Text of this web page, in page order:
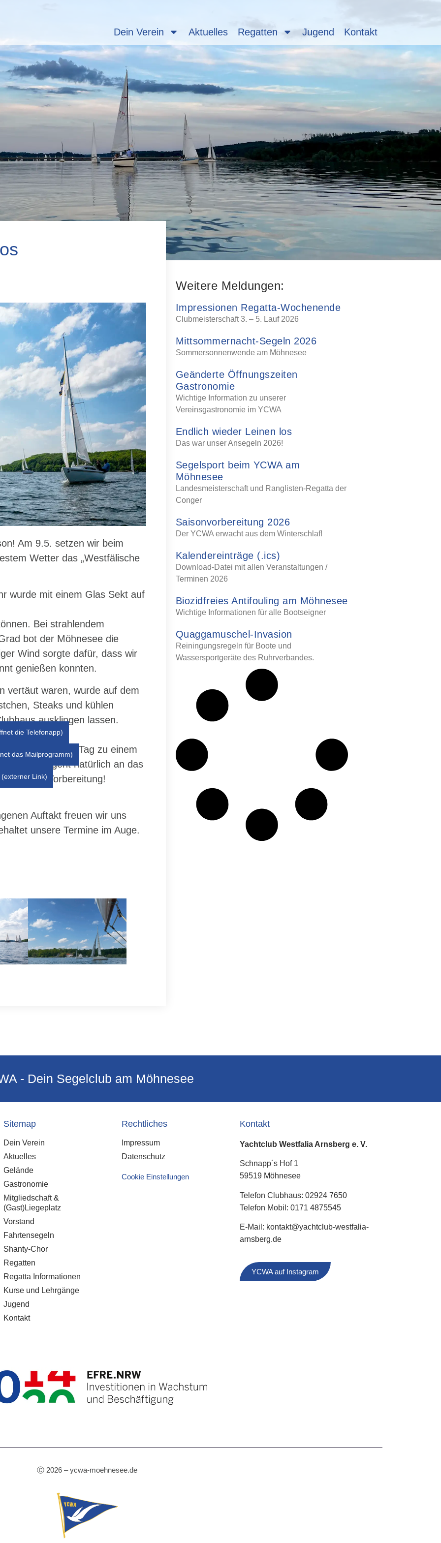
Dein Verein Aktuelles Regatten Jugend Kontakt
Am 9.5. setzen wir beim
Wetter das „Westfälische
wurde mit einem Glas Sekt auf
Bei strahlendem
bot der Möhnesee die
Wind sorgte dafür, dass wir
genießen konnten.
vertäut waren, wurde auf dem
Steaks und kühlen
ausklingen lassen.
und diesen Tag zu einem
Dank geht natürlich an das
bei der Vorbereitung!
Auftakt freuen wir uns
unsere Termine im Auge.
Weitere Meldungen:
Impressionen Regatta-Wochenende
Clubmeisterschaft 3. – 5. Lauf 2026
Mittsommernacht-Segeln 2026
Sommersonnenwende am Möhnesee
Geänderte Öffnungszeiten
Gastronomie
Wichtige Information zu unserer
Vereinsgastronomie im YCWA
Endlich wieder Leinen los
Das war unser Ansegeln 2026!
Segelsport beim YCWA am
Möhnesee
Landesmeisterschaft und Ranglisten-Regatta der
Conger
Saisonvorbereitung 2026
Der YCWA erwacht aus dem Winterschlaf!
Kalendereinträge (.ics)
Download-Datei mit allen Veranstaltungen /
Terminen 2026
Biozidfreies Antifouling am Möhnesee
Wichtige Informationen für alle Bootseigner
Quaggamuschel-Invasion
Reiningungsregeln für Boote und
Wassersportgeräte des Ruhrverbandes.
- Dein Segelclub am Möhnesee
Sitemap
Dein Verein
Aktuelles
Gelände
Gastronomie
Mitgliedschaft &
(Gast)Liegeplatz
Vorstand
Fahrtensegeln
Shanty-Chor
Regatten
Regatta Informationen
Kurse und Lehrgänge
Jugend
Kontakt
Rechtliches
Impressum
Datenschutz
Cookie Einstellungen
Kontakt
Yachtclub Westfalia Arnsberg e. V.
Schnapp´s Hof 1
59519 Möhnesee
Telefon Clubhaus: 02924 7650
Telefon Mobil: 0171 4875545
E-Mail: kontakt@yachtclub-westfalia-
arnsberg.de
YCWA auf Instagram
Ⓒ 2026 – ycwa-moehnesee.de
die Telefonapp)
das Mailprogramm)
Link)